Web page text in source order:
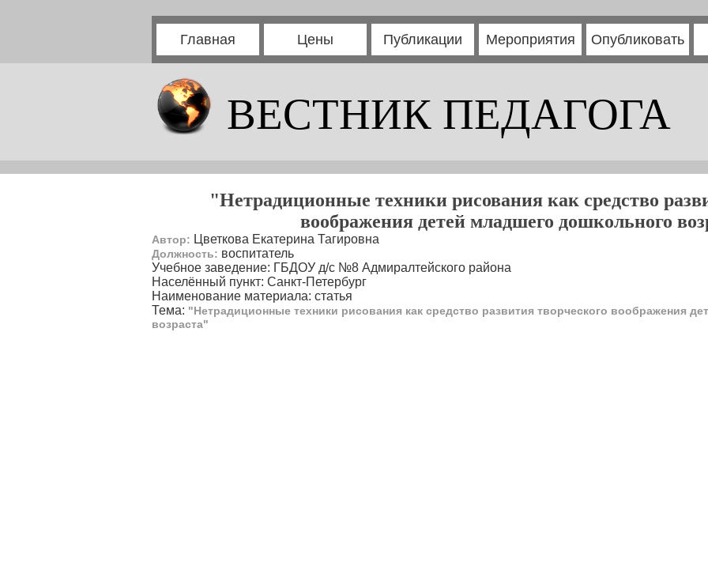
Главная Цены Публикации Мероприятия Опубликовать
ВЕСТНИК ПЕДАГОГА
"Нетрадиционные техники рисования как средство
воображения детей младшего дошкольного
Автор: Цветкова Екатерина Тагировна
Должность: воспитатель
Учебное заведение: ГБДОУ д/с №8 Адмиралтейского района
Населённый пункт: Санкт-Петербург
Наименование материала: статья
Тема: "Нетрадиционные техники рисования как средство развития творческого воображения
возраста"